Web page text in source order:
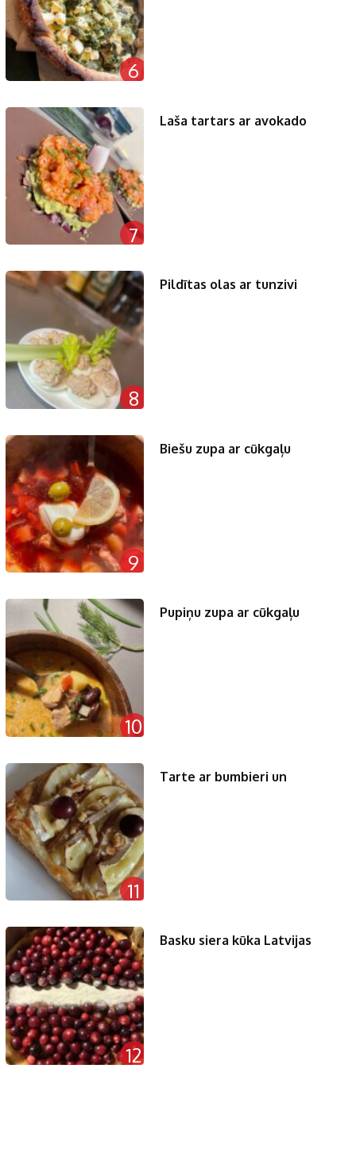
6
7
Laša tartars ar avokado
8
Pildītas olas ar tunzivi
9
Biešu zupa ar cūkgaļu
10
Pupiņu zupa ar cūkgaļu
11
Tarte ar bumbieri un
12
Basku siera kūka Latvijas